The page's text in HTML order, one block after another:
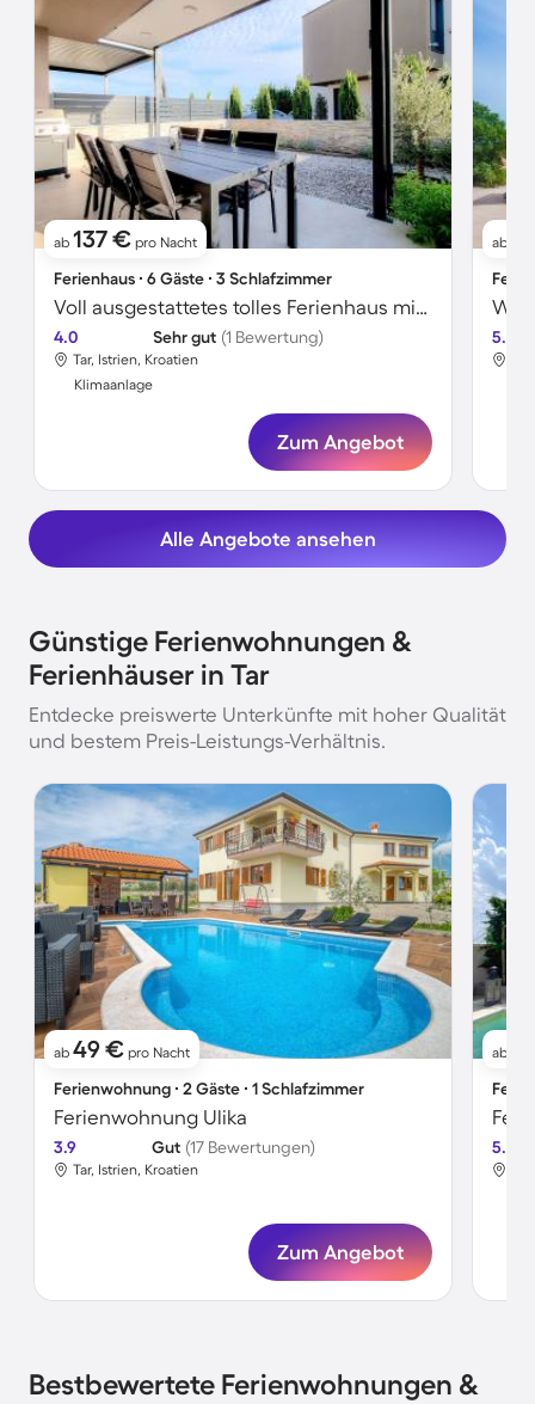
ab 137 € pro Nacht
Ferienhaus ∙ 6 Gäste ∙ 3 Schlafzimmer
Voll ausgestattetes tolles Ferienhaus mit Grill, Terrasse und Garten | Perfekt für die Arbeit von Zuhause
4.0 Sehr gut (1 Bewertung)
Tar, Istrien, Kroatien
Klimaanlage
Zum Angebot
ab
5.0
Alle Angebote ansehen
Günstige Ferienwohnungen &
Ferienhäuser in Tar
Entdecke preiswerte Unterkünfte mit hoher Qualität
und bestem Preis-Leistungs-Verhältnis.
ab 49 € pro Nacht
Ferienwohnung ∙ 2 Gäste ∙ 1 Schlafzimmer
Ferienwohnung Ulika
3.9 Gut (17 Bewertungen)
Tar, Istrien, Kroatien
Zum Angebot
ab
5.0
Bestbewertete Ferienwohnungen &